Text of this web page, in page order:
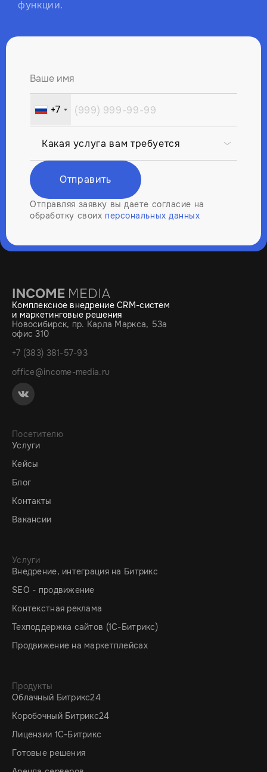
функции.
Ваше имя
Russia
+7
+7
Отправить
Отправляя заявку вы даете согласие на
обработку своих персональных данных
Комплексное внедрение CRM-систем
и маркетинговые решения
Новосибирск, пр. Карла Маркса, 53а
офис 310
+7 (383) 381-57-93
office@income-media.ru
Услуги
Внедрение, интеграция на Битрикс
SEO - продвижение
Контекстная реклама
Техподдержка сайтов (1C-Битрикс)
Продвижение на маркетплейсах
Продукты
Облачный Битрикс24
Коробочный Битрикс24
Лицензии 1С-Битрикс
Готовые решения
Посетителю
Услуги
Кейсы
Блог
Контакты
Вакансии